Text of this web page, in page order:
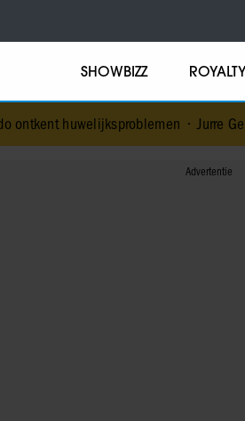
SHOWBIZZ ROYALTY
•Jurre Geluk heeft